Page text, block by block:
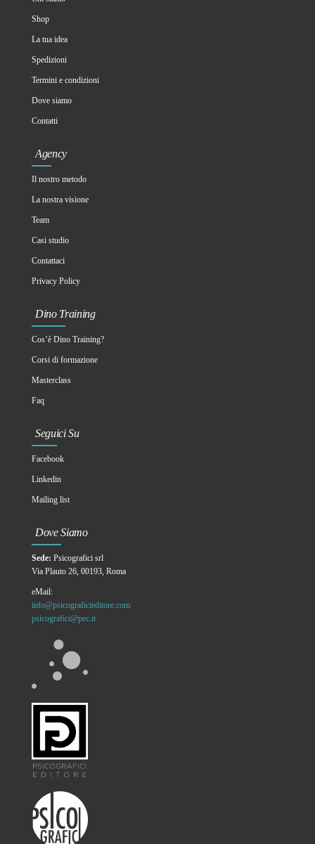
Shop
La tua idea
Spedizioni
Termini e condizioni
Dove siamo
Contatti
Agency
Il nostro metodo
La nostra visione
Team
Casi studio
Contattaci
Privacy Policy
Dino Training
Cos’è Dino Training?
Corsi di formazione
Masterclass
Faq
Seguici Su
Facebook
Linkedin
Mailing list
Dove Siamo
Sede: Psicografici srl
Via Plauto 26, 00193, Roma
eMail:
info@psicograficieditore.com
psicografici@pec.it